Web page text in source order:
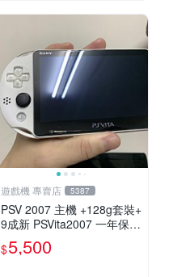
遊戲機 專賣店 5387
PSV 2007 主機 +128g套裝+
9成新 PSVita2007 一年保修
遊戲機 以改 變革
$5,500